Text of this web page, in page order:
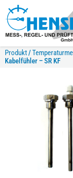
Produkt/
Kabelfühler – SR KF